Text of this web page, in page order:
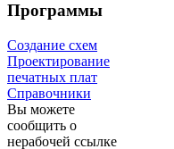
Программы
Создание схем
Проектирование
печатных плат
Справочники
Вы можете
сообщить о
нерабочей ссылке